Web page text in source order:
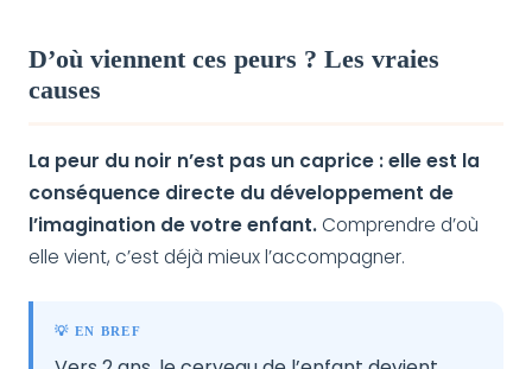
D’où viennent ces peurs ? Les vraies
causes
La peur du noir n’est pas un caprice : elle est la
conséquence directe du développement de
l’imagination de votre enfant.Comprendre d’où
elle vient, c’est déjà mieux l’accompagner.
💡 EN BREF